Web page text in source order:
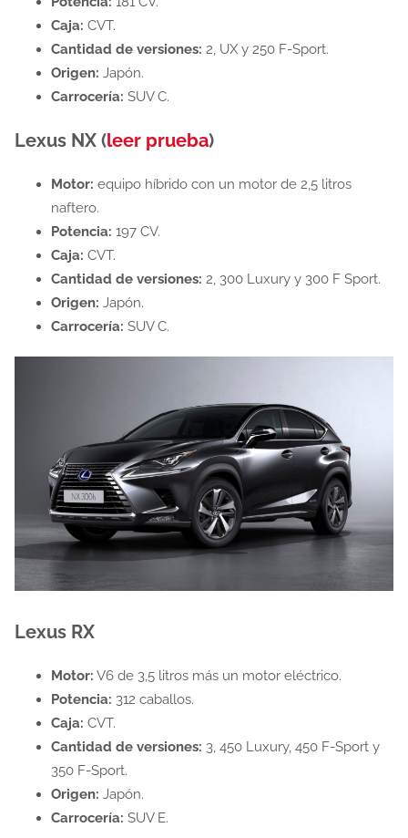
Caja: CVT.
Cantidad de versiones: 2, UX y 250 F-Sport.
Origen: Japón.
Carrocería: SUV C.
Lexus NX (leer prueba)
Motor: equipo híbrido con un motor de 2,5 litros
naftero.
Potencia: 197 CV.
Caja: CVT.
Cantidad de versiones: 2, 300 Luxury y 300 F Sport.
Origen: Japón.
Carrocería: SUV C.
Lexus RX
Motor: V6 de 3,5 litros más un motor eléctrico.
Potencia: 312 caballos.
Caja: CVT.
Cantidad de versiones: 3, 450 Luxury, 450 F-Sport y
350 F-Sport.
Origen: Japón.
Carrocería: SUV E.